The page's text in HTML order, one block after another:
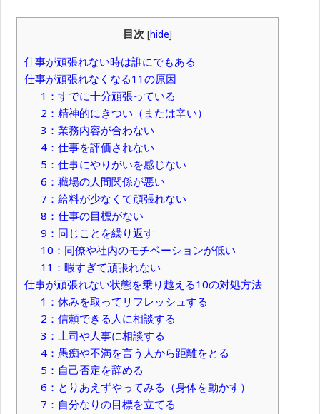
目次 [hide]
仕事が頑張れない時は誰にでもある
仕事が頑張れなくなる11の原因
1：すでに十分頑張っている
2：精神的にきつい（または辛い）
3：業務内容が合わない
4：仕事を評価されない
5：仕事にやりがいを感じない
6：職場の人間関係が悪い
7：給料が少なくて頑張れない
8：仕事の目標がない
9：同じことを繰り返す
10：同僚や社内のモチベーションが低い
11：暇すぎて頑張れない
仕事が頑張れない状態を乗り越える10の対処方法
1：休みを取ってリフレッシュする
2：信頼できる人に相談する
3：上司や人事に相談する
4：愚痴や不満を言う人から距離をとる
5：自己否定を辞める
6：とりあえずやってみる（身体を動かす）
7：自分なりの目標を立てる